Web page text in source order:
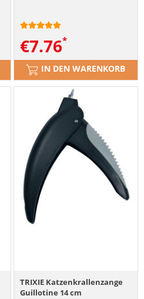
€7.76
IN DEN WARENKORB
TRIXIE Katzenkrallenzange
Guillotine 14 cm